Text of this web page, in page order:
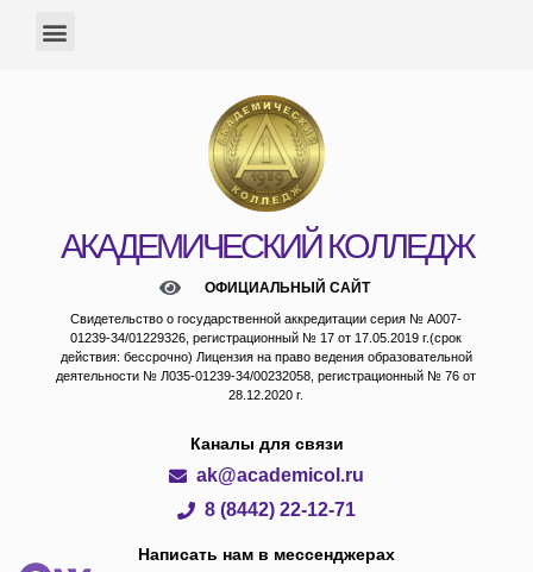
АКАДЕМИЧЕСКИЙ КОЛЛЕДЖ
ОФИЦИАЛЬНЫЙ САЙТ
Свидетельство о государственной аккредитации серия № А007-
01239-34/01229326, регистрационный № 17 от 17.05.2019 г.(срок
действия: бессрочно) Лицензия на право ведения образовательной
деятельности № Л035-01239-34/00232058, регистрационный № 76 от
28.12.2020 г.
Каналы для связи
ak@academicol.ru
8 (8442) 22-12-71
Написать нам в мессенджерах